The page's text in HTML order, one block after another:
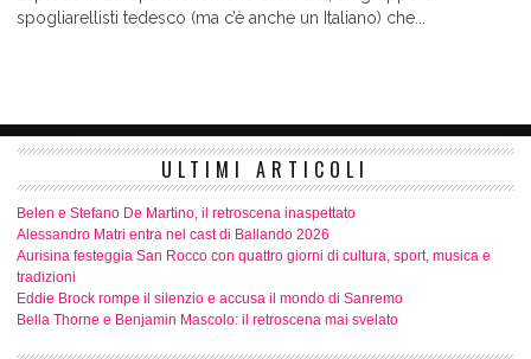
spogliarellisti tedesco (ma c’è anche un Italiano) che...
ULTIMI ARTICOLI
Belen e Stefano De Martino, il retroscena inaspettato
Alessandro Matri entra nel cast di Ballando 2026
Aurisina festeggia San Rocco con quattro giorni di cultura, sport, musica e
tradizioni
Eddie Brock rompe il silenzio e accusa il mondo di Sanremo
Bella Thorne e Benjamin Mascolo: il retroscena mai svelato